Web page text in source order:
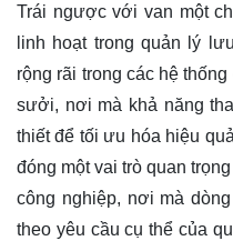
Trái ngược với van một
linh hoạt trong quản lý
rộng rãi trong các hệ
sưởi, nơi mà khả năng
thiết để tối ưu hóa hiệu
đóng một vai trò quan
công nghiệp, nơi mà
theo yêu cầu cụ thể của